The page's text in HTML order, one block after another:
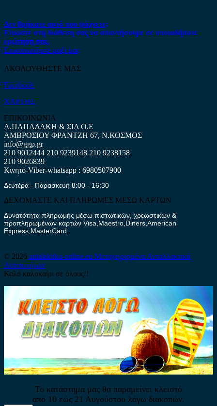
Δεν βρήκατε αυτό που ψάχνετε;
Είμαστε στη διάθεση σας να απαντήσουμε σε οποιαδήποτε
ερώτηση σας.
Επικοινωνήστε μαζί μας
ΑΚΟΛΟΥΘΗΣΤΕ ΜΑΣ
Facebook
ΧΑΡΤΗΣ
ΕΠΙΚΟΙΝΩΝΙΑ
Α.ΠΑΠΑΔΑΚΗ & ΣΙΑ Ο.Ε
ΑΜΒΡΟΣΙΟΥ ΦΡΑΝΤΖΗ 67, Ν.ΚΟΣΜΟΣ
info@ggp.gr
210 9012444 210 9239148 210 9238158
210 9026839
Κινητό-Viber-whatsapp : 6980507900
Δευτέρα - Παρασκευή 8:00 - 16:30
ΔΕΧΟΜΑΣΤΕ ΚΑΙ ΠΛΗΡΩΜΕΣ ΜΕΣΩ ΚΑΡΤΩΝ
Δυνατότητα πληρωμής μέσω πιστωτικών, χρεωστικών &
προπληρωμένων καρτών Visa,Maestro,Diners,American
Express,MasterCard.
© 2026 antalaktika-online.eu Μεταχειρισμένα Ανταλλακτικά
Αυτοκινήτων
Καλό καλοκαίρι σε όλους!!
Το κατάστημα μας θα παραμείνει κλειστό
από 10 εώς 21 Αυγούστου λόγω διακοπών.